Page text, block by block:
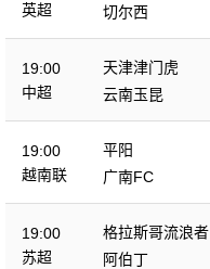
英超
切尔西
19:00
中超
天津津门虎
云南玉昆
19:00
越南联
平阳
广南FC
19:00
苏超
格拉斯哥流浪者
阿伯丁